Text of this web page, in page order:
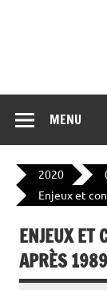
MENU
2020
Enjeux et
ENJEUX ET
APRÈS 1989